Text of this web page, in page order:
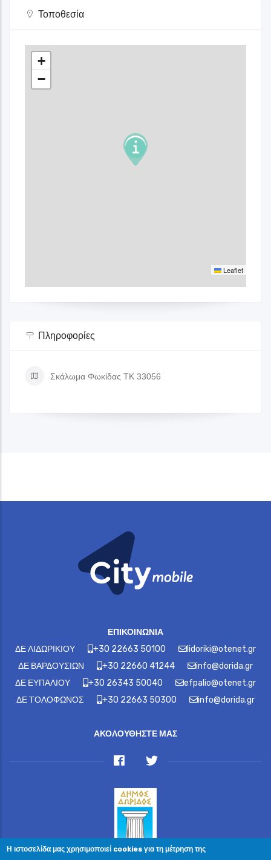
Τοποθεσία
+
−
Leaflet
Πληροφορίες
Σκάλωμα Φωκίδας ΤΚ 33056
ΕΠΙΚΟΙΝΩΝΙΑ
ΔΕ ΛΙΔΩΡΙΚΙΟΥ
+30 22663 50100
lidoriki@otenet.gr
ΔΕ ΒΑΡΔΟΥΣΙΩΝ
+30 22660 41244
info@dorida.gr
ΔΕ ΕΥΠΑΛΙΟΥ
+30 26343 50040
efpalio@otenet.gr
ΔΕ ΤΟΛΟΦΩΝΟΣ
+30 22663 50300 info@dorida.gr
ΑΚΟΛΟΥΘΗΣΤΕ ΜΑΣ
Η ιστοσελίδα μας χρησιμοποιεί cookies για τη μέτρηση της